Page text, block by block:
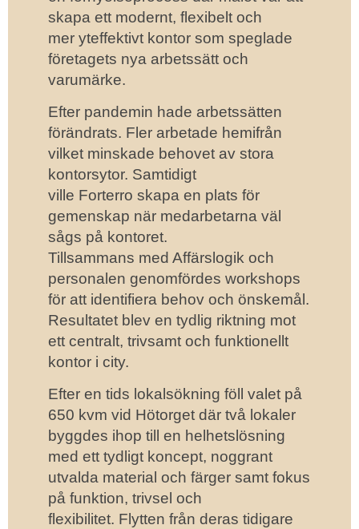
skapa ett modernt, flexibelt och
mer yteffektivt kontor som speglade
företagets nya arbetssätt och
varumärke.
Efter pandemin hade arbetssätten
förändrats. Fler arbetade hemifrån
vilket minskade behovet av stora
kontorsytor. Samtidigt
ville Forterro skapa en plats för
gemenskap när medarbetarna väl
sågs på kontoret.
Tillsammans med Affärslogik och
personalen genomfördes workshops
för att identifiera behov och önskemål.
Resultatet blev en tydlig riktning mot
ett centralt, trivsamt och funktionellt
kontor i city.
Efter en tids lokalsökning föll valet på
650 kvm vid Hötorget där två lokaler
byggdes ihop till en helhetslösning
med ett tydligt koncept, noggrant
utvalda material och färger samt fokus
på funktion, trivsel och
flexibilitet. Flytten från deras tidigare